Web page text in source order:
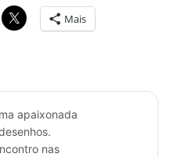
Mais
apaixonada
nas